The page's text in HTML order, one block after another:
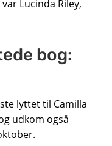
Lucinda Riley,
bog:
lyttet til Camilla
udkom også